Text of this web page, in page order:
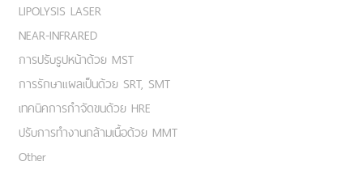
LIPOLYSIS LASER
NEAR-INFRARED
การปรับรูปหน้าด้วย MST
การรักษาแผลเป็นด้วย SRT, SMT
เทคนิคการกำจัดขนด้วย HRE
ปรับการทำงานกล้ามเนื้อด้วย MMT
Other